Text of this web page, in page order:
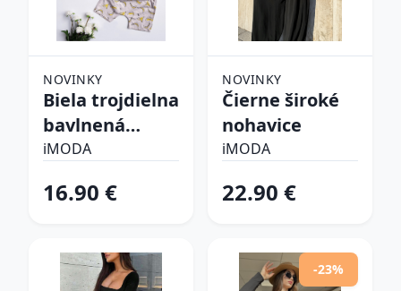
NOVINKY
Biela trojdielna
bavlnená
súprava
iMODA
16.90 €
NOVINKY
Čierne široké
nohavice
iMODA
22.90 €
-23%